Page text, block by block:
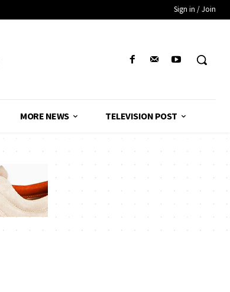
Sign in / Join
MORE NEWS TELEVISION POST